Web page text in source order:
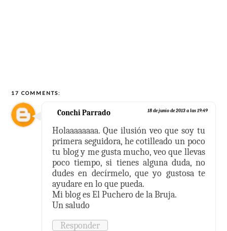
17 COMMENTS:
Conchi Parrado 18 de junio de 2013 a las 19:49
Holaaaaaaaa. Que ilusión veo que soy tu
primera seguidora, he cotilleado un poco
tu blog y me gusta mucho, veo que llevas
poco tiempo, si tienes alguna duda, no
dudes en decírmelo, que yo gustosa te
ayudare en lo que pueda.
Mi blog es El Puchero de la Bruja.
Un saludo
Responder